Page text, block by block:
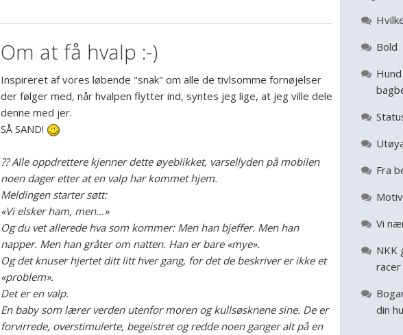
Om at få hvalp :-)
Inspireret af vores løbende "snak" om alle de tivlsomme fornøjelser
der følger med, når hvalpen flytter ind, syntes jeg lige, at jeg ville dele
denne med jer.
SÅ SAND!
?? Alle oppdrettere kjenner dette øyeblikket, varsellyden på mobilen
noen dager etter at en valp har kommet hjem.
Meldingen starter søtt:
«Vi elsker ham, men…»
Og du vet allerede hva som kommer: Men han bjeffer. Men han
napper. Men han gråter om natten. Han er bare «mye».
Og det knuser hjertet ditt litt hver gang, for det de beskriver er ikke et
«problem».
Det er en valp.
En baby som lærer verden utenfor moren og kullsøsknene sine. De er
forvirrede, overstimulerte, begeistret og redde noen ganger alt på en
Bold
Fra
Vi
NKK
racer
din